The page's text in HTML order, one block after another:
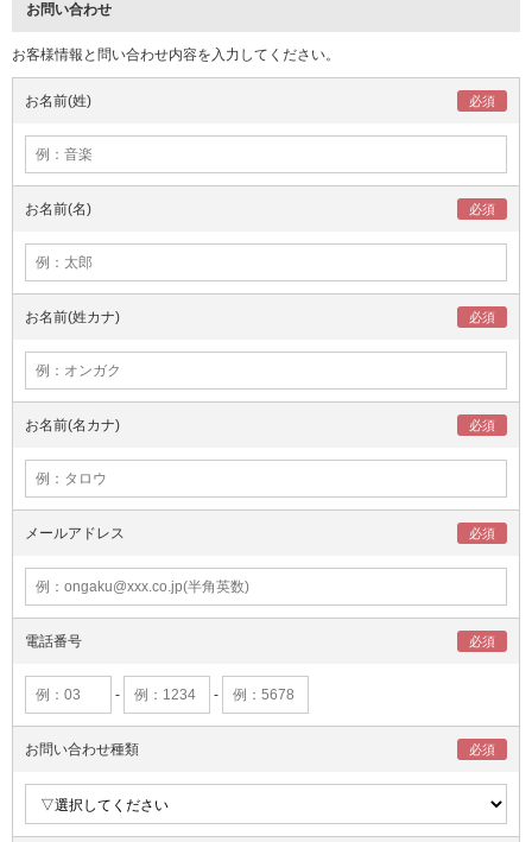
お問い合わせ
お客様情報と問い合わせ内容を入力してください。
お名前(姓)
お名前(名)
お名前(姓カナ)
お名前(名カナ)
メールアドレス
電話番号
- -
お問い合わせ種類